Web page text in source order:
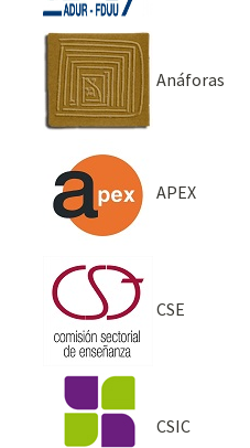
Anáforas
APEX
CSE
CSIC